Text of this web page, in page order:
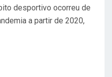
desportivo ocorreu de
a partir de 2020,